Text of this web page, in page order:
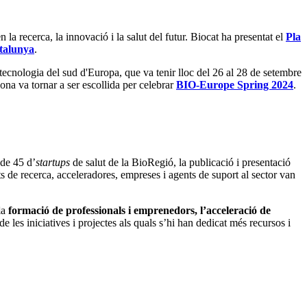
la recerca, la innovació i la salut del futur. Biocat ha presentat el Pla
.
del sud d'Europa, que va tenir lloc del 26 al 28 de setembre
va tornar a ser escollida per celebrarBIO-Europe Spring 2024.
45 d’startups de salut de la BioRegió, la publicació i presentació
de recerca, acceleradores, empreses i agents de suport al sector van
formació de professionals i emprenedors, l’acceleració de
les iniciatives i projectes als quals s’hi han dedicat més recursos i